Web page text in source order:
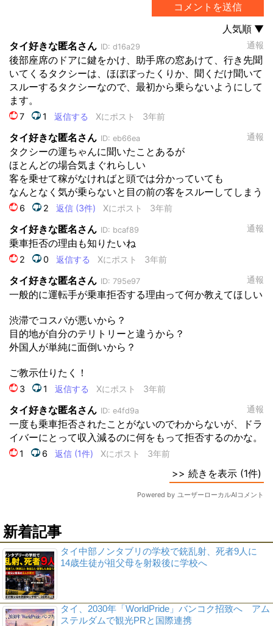
新着記事
タイ中部ノンタブリの学校で銃乱射、死者9人に
14歳生徒が祖父母を射殺後に学校へ
タイ、2030年「WorldPride」バンコク招致へ アム
ステルダムで観光PRと国際連携